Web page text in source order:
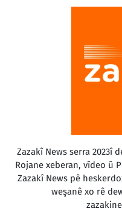
Zazakî News serra 2023î
Rojane xeberan, vîdeo û
Zazakî News pê
weşanê xo rê